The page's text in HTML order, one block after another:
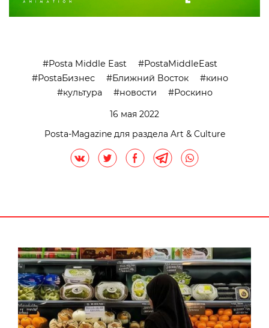
Posta Middle East
PostaMiddleEast
PostaБизнес
Ближний Восток
кино
культура
новости
Роскино
16 мая 2022
Posta-Magazine для раздела Art & Culture